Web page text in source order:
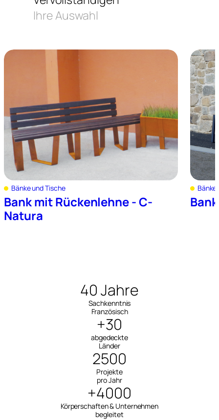
Ihre Auswahl
Bänke und Tische
Bank mit Rückenlehne - C-
Natura
Bänke
40 Jahre
Sachkenntnis
Französisch
+30
abgedeckte
Länder
2500
Projekte
pro Jahr
+4000
Körperschaften & Unternehmen
begleitet